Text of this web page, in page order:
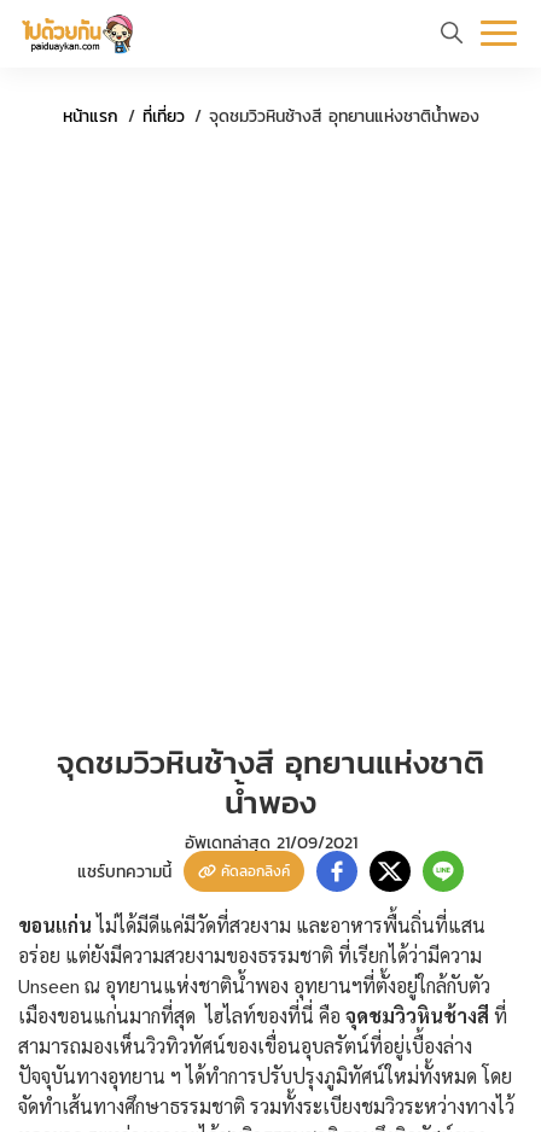
ข้อมูลที่
หน้าแรก ที่เที่ยว จุดชมวิวหินช้างสี อุทยานแห่งชาติน้ำพอง
จุดชมวิวหินช้างสี อุทยานแห่งชาติ
น้ำพอง
อัพเดทล่าสุด 21/09/2021
แชร์บทความนี้
คัดลอกลิงค์
ขอนแก่นไม่ได้มีดีแค่มีวัดที่สวยงาม และอาหารพื้นถิ่นที่แสน
อร่อย แต่ยังมีความสวยงามของธรรมชาติ ที่เรียกได้ว่ามีความ
Unseen ณ อุทยานแห่งชาติน้ำพอง อุทยานฯที่ตั้งอยู่ใกล้กับตัว
เมืองขอนแก่นมากที่สุด ไฮไลท์ของที่นี่ คือ จุดชมวิวหินช้างสี ที่
สามารถมองเห็นวิวทิวทัศน์ของเขื่อนอุบลรัตน์ที่อยู่เบื้องล่าง
ปัจจุบันทางอุทยาน ฯ ได้ทำการปรับปรุงภูมิทัศน์ใหม่ทั้งหมด โดย
จัดทำเส้นทางศึกษาธรรมชาติ รวมทั้งระเบียงชมวิวระหว่างทางไว้